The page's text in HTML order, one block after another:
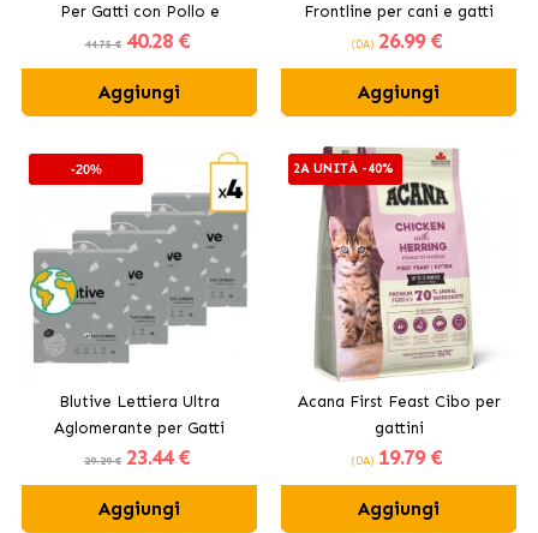
Per Gatti con Pollo e
Verdure
44.75 € 40.28 €
Aggiungi
Frontline per cani e gatti
(DA) 26.99 €
Aggiungi
-20%
Blutive Lettiera Ultra
Aglomerante per Gatti
Carbone Attivo
29.29 € 23.44 €
Aggiungi
2A UNITÀ -40%
Acana First Feast Cibo per
gattini
(DA) 19.79 €
Aggiungi